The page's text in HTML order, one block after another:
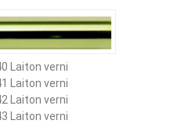
Laiton verni
Laiton verni
Laiton verni
Laiton verni